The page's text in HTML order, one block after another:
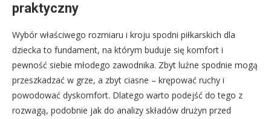
praktyczny
Wybór właściwego rozmiaru i kroju spodni piłkarskich dla
dziecka to fundament, na którym buduje się komfort i
pewność siebie młodego zawodnika. Zbyt luźne spodnie mogą
przeszkadzać w grze, a zbyt ciasne – krępować ruchy i
powodować dyskomfort. Dlatego warto podejść do tego z
rozwagą, podobnie jak do analizy składów drużyn przed